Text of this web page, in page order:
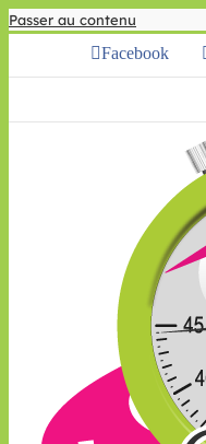
Passer au contenu
Facebook